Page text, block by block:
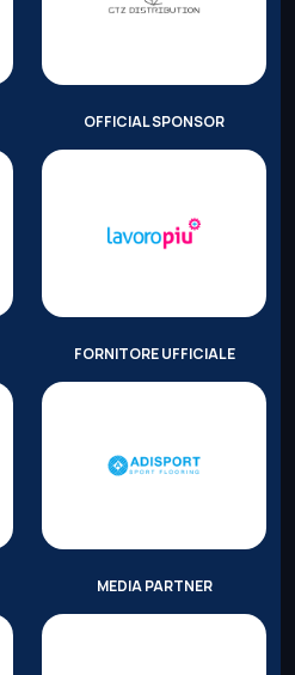
OFFICIAL SPONSOR
FORNITORE UFFICIALE
MEDIA PARTNER